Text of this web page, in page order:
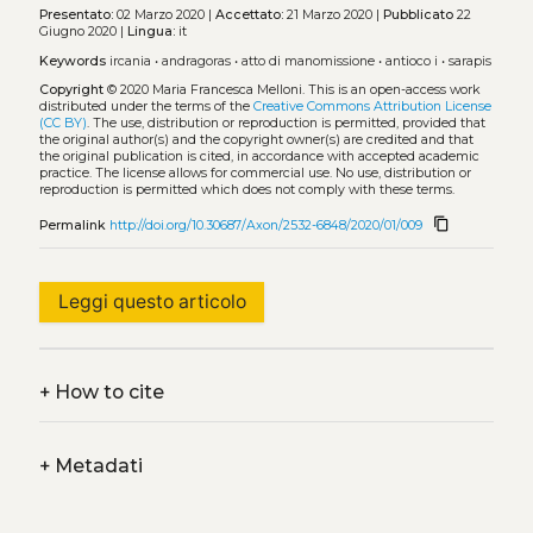
Presentato:02 Marzo 2020 | Accettato:21 Marzo 2020 | Pubblicato22
Giugno 2020 | Lingua:it
Keywords ircania • andragoras• atto di manomissione• antioco i • sarapis
Copyright© 2020 Maria Francesca Melloni. This is an open-access work
distributed under the terms of the Creative Commons Attribution License
(CC BY). The use, distribution or reproduction is permitted, provided that
the original author(s) and the copyright owner(s) are credited and that
the original publication is cited, in accordance with accepted academic
practice. The license allows for commercial use. No use, distribution or
reproduction is permitted which does not comply with these terms.
Permalink http://doi.org/10.30687/Axon/2532-6848/2020/01/009 content_copy
Leggi questo articolo
+How to cite
+Metadati